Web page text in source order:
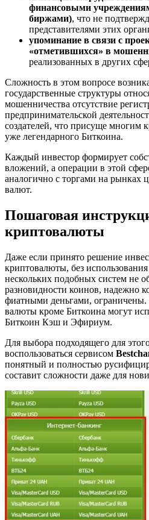
финансовыми
биржами), что не
представителями этих
упоминание в связи с
«отметившихся» в
реализованных в других
Сложность в этом вопросе
государственные структуры
мошенничества отсутствие
предпринимательской
создателей, что присуще многим
уже легендарного Биткоина.
Каждый инвестор формирует
вложений, а операции в этой
аналогично с торгами на рынках
валют.
Пошаговая
криптовалюты
Даже если принято решение
криптовалюты, без
нескольких подобных систем не
разновидности коинов, надежно
фиатными деньгами, ограничены.
валюты кроме Биткоина могут
Биткоин Кэш и Эфириум.
Для выбора подходящего для
воспользоваться сервисом
понятный и полностью
составит сложности даже для